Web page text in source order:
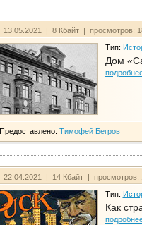
13.05.2021 | 8 Кбайт | просмотров:
Тип:
Дом
Предоставлено: Тимофей Бегров
22.04.2021 | 14 Кбайт | просмотров:
Тип:
Как